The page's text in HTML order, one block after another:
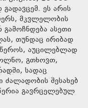
ეს არის
მკვლელობის
ასეთი
თუნდაც ირიბად
აუცილებლად
გთხოვთ,
სადაც
ძალადობის შესახებ
გავრცელებულ